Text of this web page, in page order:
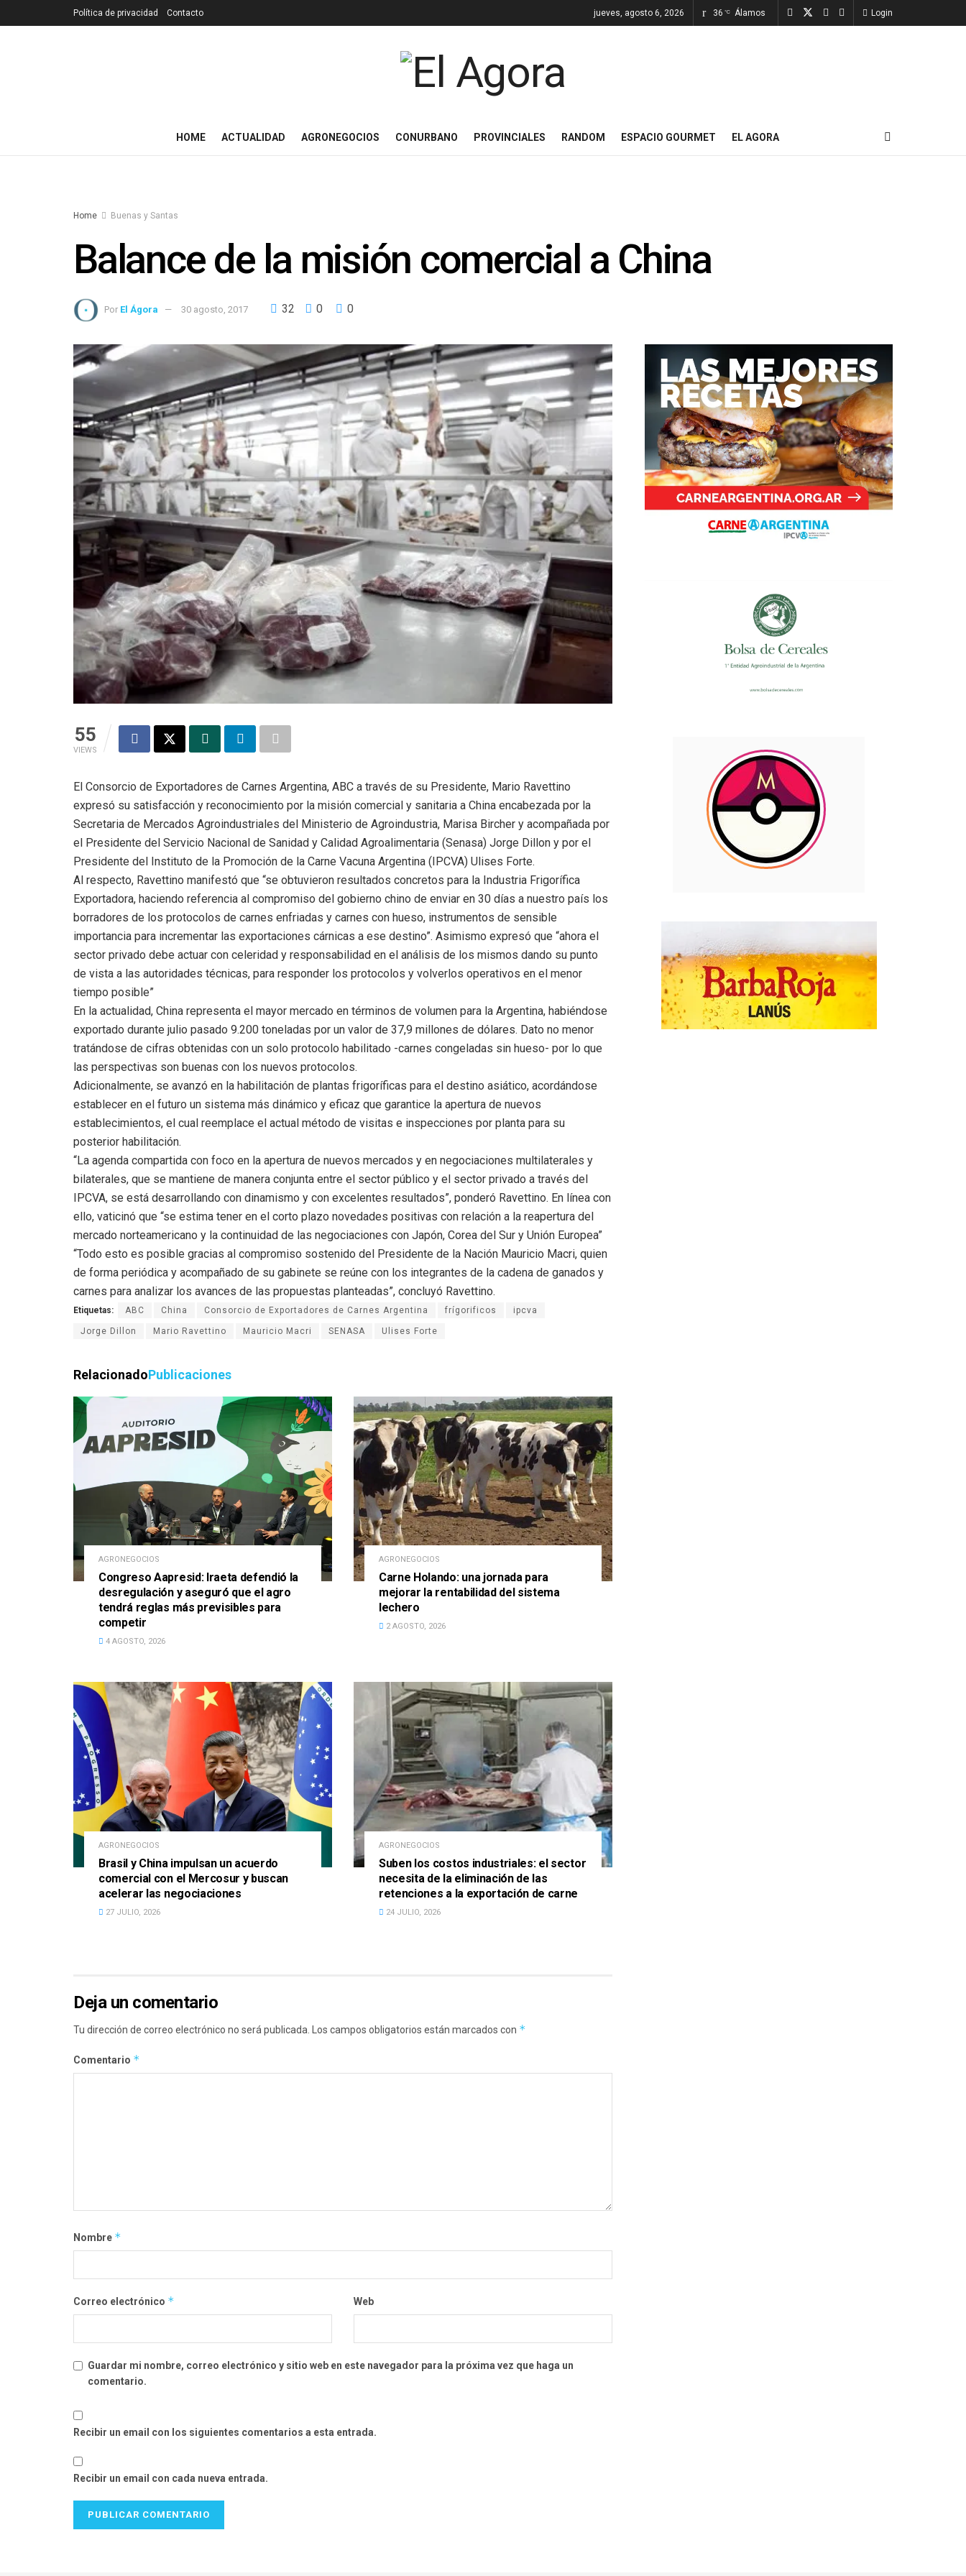
Política de privacidad Contacto jueves, agosto 6, 2026 36 °C Álamos Login
HOME ACTUALIDAD AGRONEGOCIOS CONURBANO PROVINCIALES RANDOM ESPACIO GOURMET EL AGORA
Home Buenas y Santas
Balance de la misión comercial a China
Por El Ágora 30 agosto, 2017 32 0 0
55
VIEWS
El Consorcio de Exportadores de Carnes Argentina, ABC a través de su Presidente, Mario Ravettino
expresó su satisfacción y reconocimiento por la misión comercial y sanitaria a China encabezada por la
Secretaria de Mercados Agroindustriales del Ministerio de Agroindustria, Marisa Bircher y acompañada por
el Presidente del Servicio Nacional de Sanidad y Calidad Agroalimentaria (Senasa) Jorge Dillon y por el
Presidente del Instituto de la Promoción de la Carne Vacuna Argentina (IPCVA) Ulises Forte.
Al respecto, Ravettino manifestó que “se obtuvieron resultados concretos para la Industria Frigorífica
Exportadora, haciendo referencia al compromiso del gobierno chino de enviar en 30 días a nuestro país los
borradores de los protocolos de carnes enfriadas y carnes con hueso, instrumentos de sensible
importancia para incrementar las exportaciones cárnicas a ese destino”. Asimismo expresó que “ahora el
sector privado debe actuar con celeridad y responsabilidad en el análisis de los mismos dando su punto
de vista a las autoridades técnicas, para responder los protocolos y volverlos operativos en el menor
tiempo posible”
En la actualidad, China representa el mayor mercado en términos de volumen para la Argentina, habiéndose
exportado durante julio pasado 9.200 toneladas por un valor de 37,9 millones de dólares. Dato no menor
tratándose de cifras obtenidas con un solo protocolo habilitado -carnes congeladas sin hueso- por lo que
las perspectivas son buenas con los nuevos protocolos.
Adicionalmente, se avanzó en la habilitación de plantas frigoríficas para el destino asiático, acordándose
establecer en el futuro un sistema más dinámico y eficaz que garantice la apertura de nuevos
establecimientos, el cual reemplace el actual método de visitas e inspecciones por planta para su
posterior habilitación.
“La agenda compartida con foco en la apertura de nuevos mercados y en negociaciones multilaterales y
bilaterales, que se mantiene de manera conjunta entre el sector público y el sector privado a través del
IPCVA, se está desarrollando con dinamismo y con excelentes resultados”, ponderó Ravettino. En línea con
ello, vaticinó que “se estima tener en el corto plazo novedades positivas con relación a la reapertura del
mercado norteamericano y la continuidad de las negociaciones con Japón, Corea del Sur y Unión Europea”
“Todo esto es posible gracias al compromiso sostenido del Presidente de la Nación Mauricio Macri, quien
de forma periódica y acompañado de su gabinete se reúne con los integrantes de la cadena de ganados y
carnes para analizar los avances de las propuestas planteadas”, concluyó Ravettino.
Etiquetas: ABC China Consorcio de Exportadores de Carnes Argentina frígorificos ipcva
Jorge Dillon Mario Ravettino Mauricio Macri SENASA Ulises Forte
RelacionadoPublicaciones
AGRONEGOCIOS
Congreso Aapresid: Iraeta defendió la
desregulación y aseguró que el agro
tendrá reglas más previsibles para
competir
4 AGOSTO, 2026
AGRONEGOCIOS
Carne Holando: una jornada para
mejorar la rentabilidad del sistema
lechero
2 AGOSTO, 2026
AGRONEGOCIOS
Brasil y China impulsan un acuerdo
comercial con el Mercosur y buscan
acelerar las negociaciones
27 JULIO, 2026
AGRONEGOCIOS
Suben los costos industriales: el sector
necesita de la eliminación de las
retenciones a la exportación de carne
24 JULIO, 2026
Deja un comentario
Tu dirección de correo electrónico no será publicada. Los campos obligatorios están marcados con *
Comentario *
Nombre *
Correo electrónico * Web
Guardar mi nombre, correo electrónico y sitio web en este navegador para la próxima vez que haga un
comentario.
Recibir un email con los siguientes comentarios a esta entrada.
Recibir un email con cada nueva entrada.